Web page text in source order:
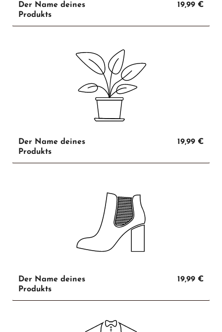
Der Name deines
Produkts
19,99 €
Der Name deines
Produkts
19,99 €
Der Name deines
Produkts
19,99 €